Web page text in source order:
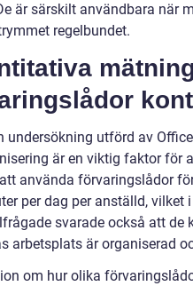
är särskilt användbara när
regelbundet.
undersökning utförd av
är en viktig faktor för
använda förvaringslådor
per dag per anställd, vilket
svarade också att de
arbetsplats är organiserad
om hur olika